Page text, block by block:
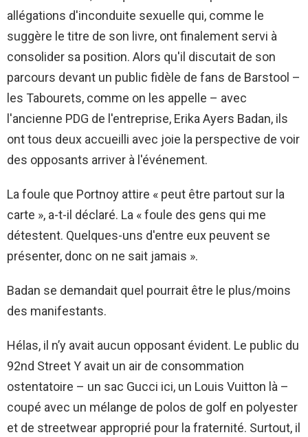
allégations d'inconduite sexuelle qui, comme le
suggère le titre de son livre, ont finalement servi à
consolider sa position. Alors qu'il discutait de son
parcours devant un public fidèle de fans de Barstool –
les Tabourets, comme on les appelle – avec
l'ancienne PDG de l'entreprise, Erika Ayers Badan, ils
ont tous deux accueilli avec joie la perspective de voir
des opposants arriver à l'événement.
La foule que Portnoy attire « peut être partout sur la
carte », a-t-il déclaré. La « foule des gens qui me
détestent. Quelques-uns d'entre eux peuvent se
présenter, donc on ne sait jamais ».
Badan se demandait quel pourrait être le plus/moins
des manifestants.
Hélas, il n’y avait aucun opposant évident. Le public du
92nd Street Y avait un air de consommation
ostentatoire – un sac Gucci ici, un Louis Vuitton là –
coupé avec un mélange de polos de golf en polyester
et de streetwear approprié pour la fraternité. Surtout, il